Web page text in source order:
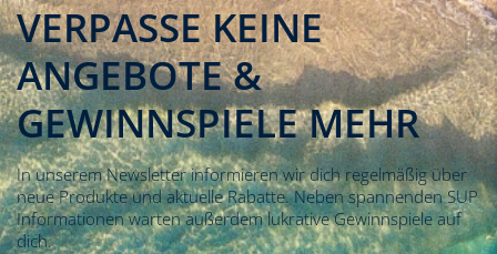
VERPASSE KEINE
ANGEBOTE &
GEWINNSPIELE MEHR
In unserem Newsletter informieren wir dich regelmäßig über
neue Produkte und aktuelle Rabatte. Neben spannenden SUP
Informationen warten außerdem lukrative Gewinnspiele auf
dich.